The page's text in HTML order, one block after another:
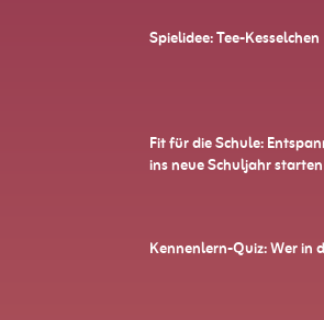
Spielidee: Tee-Kesselchen
Fit für die Schule:
ins neue Schuljahr starten
Kennenlern-Quiz: Wer in